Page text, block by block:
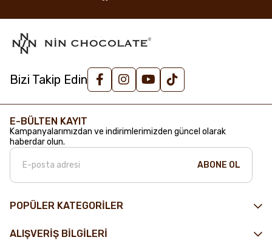
Bizi Takip Edin
POPÜLER KATEGORİLER
ALIŞVERİŞ BİLGİLERİ
E-BÜLTEN KAYIT
Kampanyalarımızdan ve indirimlerimizden güncel olarak
haberdar olun.
ABONE OL